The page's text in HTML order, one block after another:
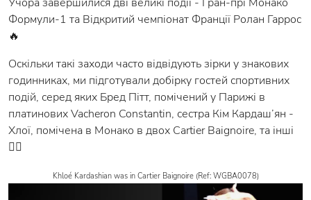
Формули-1 та Відкритий чемпіонат Франції Ролан Гаррос
🔥
Оскільки такі заходи часто відвідують зірки у знакових
годинниках, ми підготували добірку гостей спортивних
подій, серед яких Бред Пітт, помічений у Парижі в
платинових Vacheron Constantin, сестра Кім Кардаш’ян -
Хлої, помічена в Монако в двох Cartier Baignoire, та інші
👉🏻
Khloé Kardashian was in Cartier Baignoire (Ref: WGBA0078)